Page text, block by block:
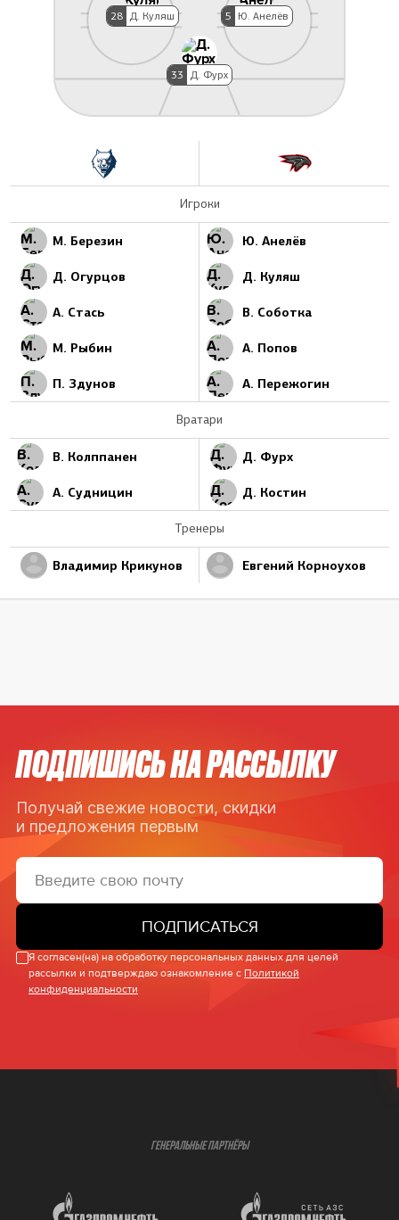
5 Ю. Анелёв
28 Д. Куляш
33 Д. Фурх
Игроки
М. Березин Ю. Анелёв
Д. Огурцов Д. Куляш
А. Стась В. Соботка
М. Рыбин А. Попов
П. Здунов А. Пережогин
Вратари
В. Колппанен Д. Фурх
А. Судницин Д. Костин
Тренеры
Владимир Крикунов Евгений Корноухов
ПОДПИШИСЬ НА РАССЫЛКУ
Получай свежие новости, скидки
и предложения первым
ПОДПИСАТЬСЯ
Я согласен(на) на обработку персональных данных для целей
рассылки и подтверждаю ознакомление с Политикой
конфиденциальности
ГЕНЕРАЛЬНЫЕ ПАРТНЁРЫ